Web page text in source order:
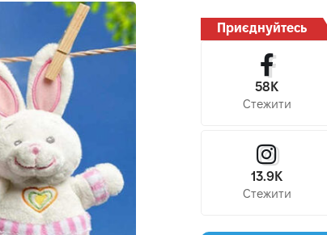
Приєднуйтесь
58K
Стежити
13.9K
Стежити